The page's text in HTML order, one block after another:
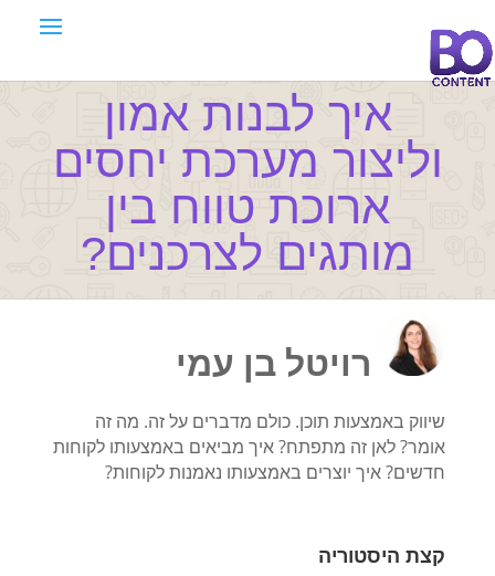
איך לבנות אמון
וליצור מערכת יחסים
ארוכת טווח בין
מותגים לצרכנים?
רויטל בן עמי
שיווק באמצעות תוכן. כולם מדברים על זה. מה זה
אומר? לאן זה מתפתח? איך מביאים באמצעותו לקוחות
חדשים? איך יוצרים באמצעותו נאמנות לקוחות?
קצת היסטוריה